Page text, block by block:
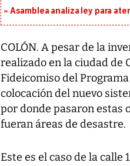
Asamblea analiza ley para
COLÓN. A pesar de la
realizado en la ciudad de
Fideicomiso del
colocación del nuevo
por donde pasaron estas
fueran áreas de desastre.
Este es el caso de la calle